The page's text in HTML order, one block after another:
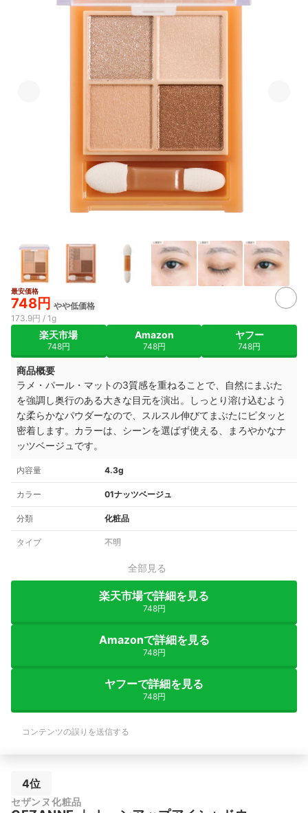
最安価格
748円 やや低価格
173.9円 / 1g
楽天市場
748円
Amazon
748円
ヤフー
748円
商品概要
ラメ・パール・マットの3質感を重ねることで、自然にまぶた
を強調し奥行のある大きな目元を演出。しっとり溶け込むよう
な柔らかなパウダーなので、スルスル伸びてまぶたにピタッと
密着します。カラーは、シーンを選ばず使える、まろやかなナ
ッツベージュです。
内容量 4.3g
カラー 01ナッツベージュ
分類 化粧品
タイプ 不明
全部見る
楽天市場で詳細を見る
748円
Amazonで詳細を見る
748円
ヤフーで詳細を見る
748円
コンテンツの誤りを送信する
4位
セザンヌ化粧品